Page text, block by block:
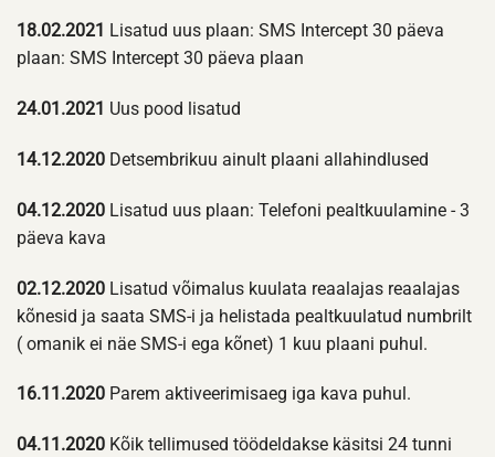
18.02.2021 Lisatud uus plaan: SMS Intercept 30 päeva
plaan: SMS Intercept 30 päeva plaan
24.01.2021 Uus pood lisatud
14.12.2020 Detsembrikuu ainult plaani allahindlused
04.12.2020 Lisatud uus plaan: Telefoni pealtkuulamine - 3
päeva kava
02.12.2020 Lisatud võimalus kuulata reaalajas reaalajas
kõnesid ja saata SMS-i ja helistada pealtkuulatud numbrilt
( omanik ei näe SMS-i ega kõnet) 1 kuu plaani puhul.
16.11.2020 Parem aktiveerimisaeg iga kava puhul.
04.11.2020 Kõik tellimused töödeldakse käsitsi 24 tunni